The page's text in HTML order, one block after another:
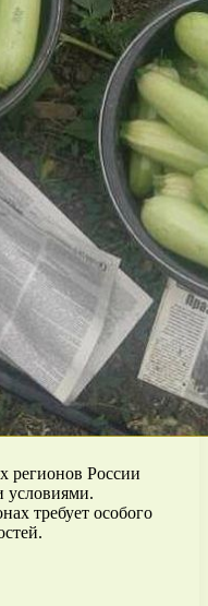
регионов России
условиями.
требует особого